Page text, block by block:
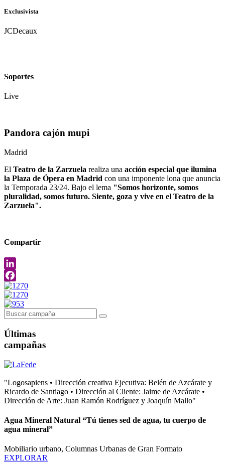
Exclusivista
JCDecaux
Soportes
Live
Pandora cajón mupi
Madrid
El Teatro de la Zarzuela realiza una acción especial que ilumina
la Plaza de Ópera en Madrid con una imponente lona que anuncia
la Temporada 23/24. Bajo el lema "Somos horizonte, somos
pluralidad, somos futuro. Siente, goza y vive en el Teatro de la
Zarzuela".
Compartir
LinkedIn
Facebook
Últimas
campañas
"Logosapiens • Dirección creativa Ejecutiva: Belén de Azcárate y
Ricardo de Santiago • Dirección al Cliente: Jaime de Azcárate •
Dirección de Arte: Juan Ramón Rodríguez y Joaquín Mallo"
Agua Mineral Natural “Tú tienes sed de agua, tu cuerpo de
agua mineral”
Mobiliario urbano, Columnas Urbanas de Gran Formato
EXPLORAR